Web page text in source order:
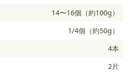
14〜16個（約100g）
1/4個（約50g）
4本
2片